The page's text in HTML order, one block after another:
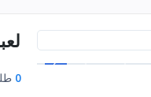
0